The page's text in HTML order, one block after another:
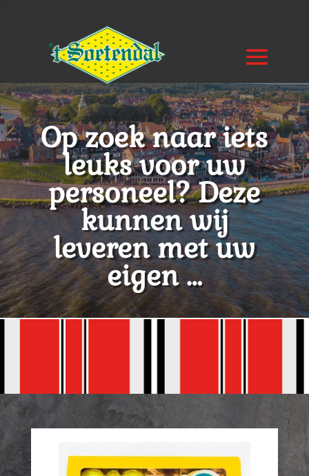
Op zoek naar iets
leuks voor uw
personeel? Deze
kunnen wij
leveren met uw
eigen …